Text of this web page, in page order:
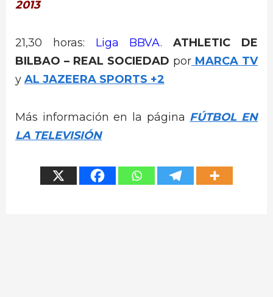
2013
21,30 horas: Liga BBVA. ATHLETIC DE
BILBAO – REAL SOCIEDAD por MARCA TV
y AL JAZEERA SPORTS +2
Más información en la página FÚTBOL EN
LA TELEVISIÓN